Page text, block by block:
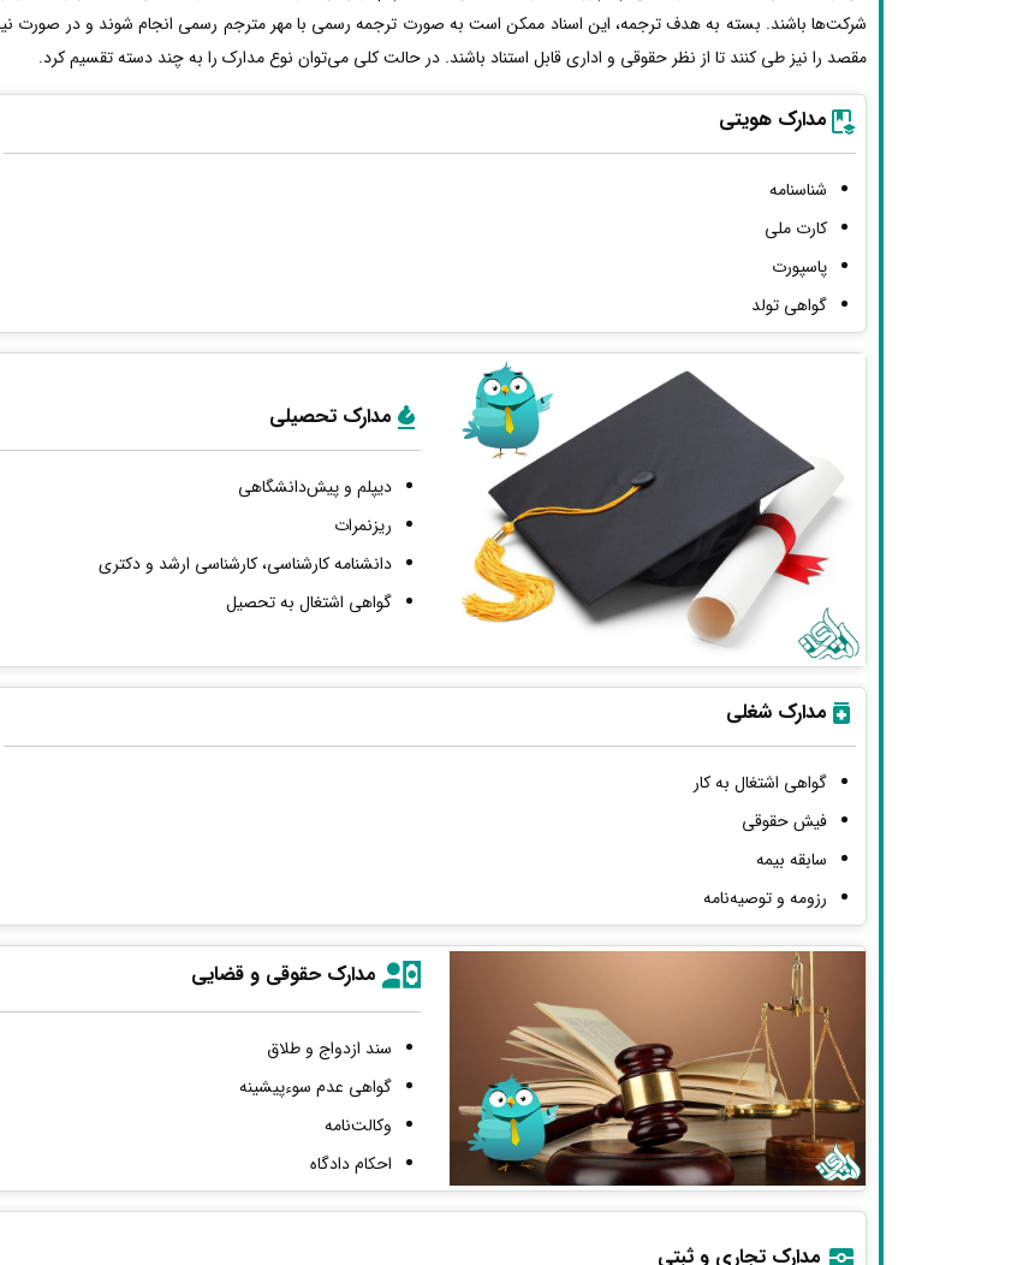
شرکت‌ها باشند. بسته به هدف ترجمه، این اسناد ممکن است به صورت ترجمه رسمی با مهر مترجم رسمی انجام شوند و در صورت
مقصد را نیز طی کنند تا از نظر حقوقی و اداری قابل استناد باشند. در حالت کلی می‌توان نوع مدارک را به چند دسته تقسیم کرد.
مدارک هویتی
شناسنامه
کارت ملی
پاسپورت
گواهی تولد
مدارک تحصیلی
دیپلم و پیش‌دانشگاهی
ریزنمرات
دانشنامه کارشناسی، کارشناسی ارشد و دکتری
گواهی اشتغال به تحصیل
مدارک شغلی
گواهی اشتغال به کار
فیش حقوقی
سابقه بیمه
رزومه و توصیه‌نامه
مدارک حقوقی و قضایی
سند ازدواج و طلاق
گواهی عدم سوءپیشینه
وکالت‌نامه
احکام دادگاه
مدارک تجاری و ثبتی